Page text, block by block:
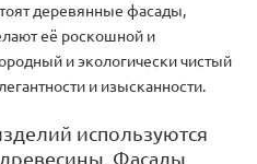
деревянные фасады,
её роскошной и
и экологически чистый
и изысканности.
используются
Фасады